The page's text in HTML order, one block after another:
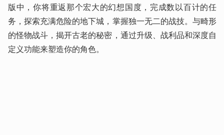
版中，你将重返那个宏大的幻想国度，完成数以百计的任
务，探索充满危险的地下城，掌握独一无二的战技。与畸形
的怪物战斗，揭开古老的秘密，通过升级、战利品和深度自
定义功能来塑造你的角色。